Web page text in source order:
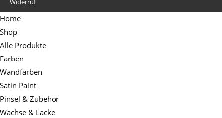
Widerruf
Home
Shop
Alle Produkte
Farben
Wandfarben
Satin Paint
Pinsel & Zubehör
Wachse & Lacke